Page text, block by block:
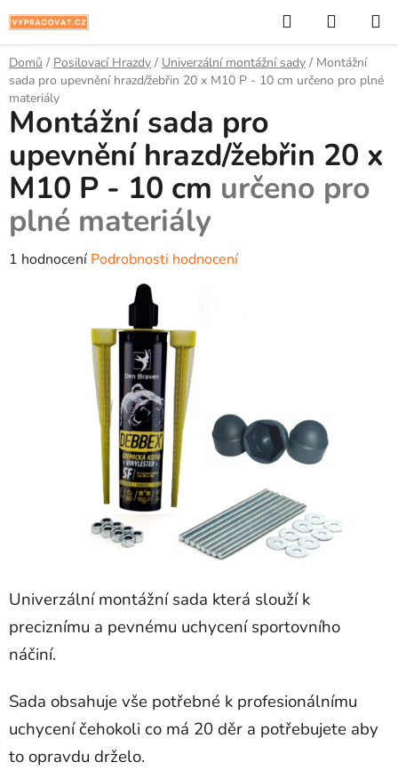
na
obsah
Hledat
KOŠÍK
Domů / Posilovací Hrazdy / Univerzální montážní sady / Montážní
sada pro upevnění hrazd/žebřin 20 x M10 P - 10 cm určeno pro plné
materiály
Univerzální montážní sada která slouží k
preciznímu a pevnému uchycení sportovního
náčiní.
Sada obsahuje vše potřebné k profesionálnímu
uchycení čehokoli co má 20 děr a potřebujete aby
to opravdu drželo.
Montážní sada pro
upevnění hrazd/žebřin 20 x
M10 P - 10 cm určeno pro
plné materiály
Průměrné
1 hodnocení Podrobnosti hodnocení